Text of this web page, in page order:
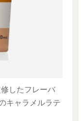
したフレーバ
キャラメルラテ